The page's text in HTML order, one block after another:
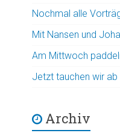
Nochmal alle
Mit Nansen und
Am Mittwoch
Jetzt tauchen wir
Archiv